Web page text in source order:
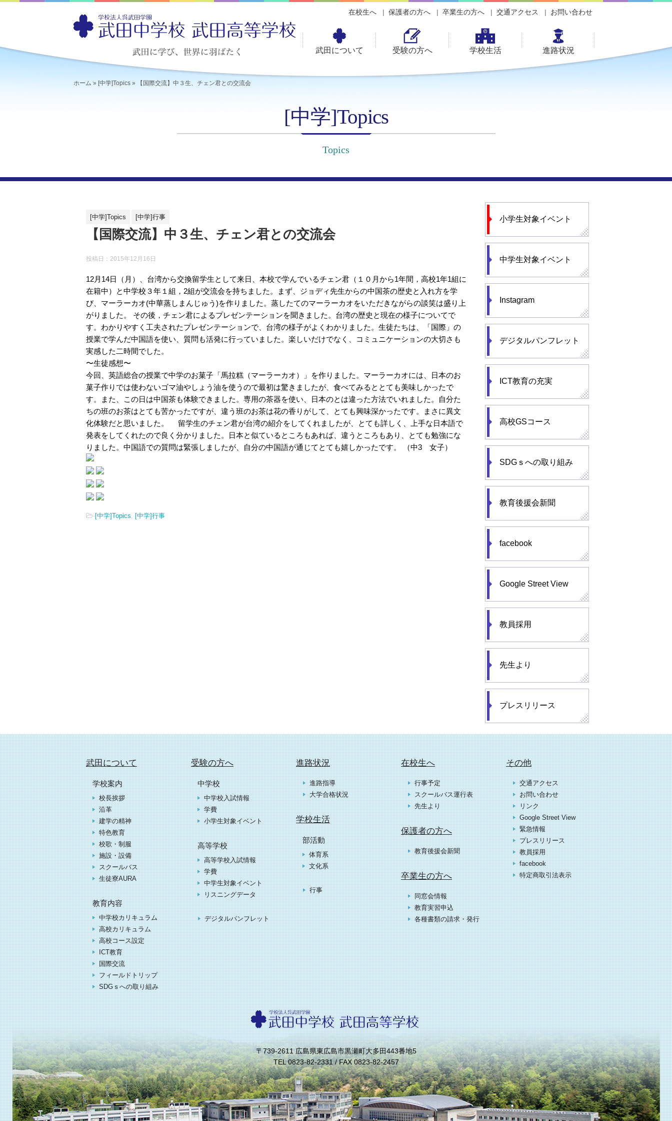
在校生へ 保護者の方へ 卒業生の方へ 交通アクセス お問い合わせ
武田について 受験の方へ 学校生活 進路状況
ホーム » [中学]Topics » 【国際交流】中３生、チェン君との交流会
[中学]Topics
Topics
[中学]Topics [中学]行事
【国際交流】中３生、チェン君との交流会
投稿日： 2015年12月16日
12月14日（月）、台湾から交換留学生として来日、本校で学んでいるチェン君（１０月から1年間，高校1年1組に
在籍中）と中学校３年１組，2組が交流会を持ちました。まず、ジョディ先生からの中国茶の歴史と入れ方を学
び、マーラーカオ(中華蒸しまんじゅう)を作りました。蒸したてのマーラーカオをいただきながらの談笑は盛り上
がりました。 その後，チェン君によるプレゼンテーションを聞きました。台湾の歴史と現在の様子についてで
す。わかりやすく工夫されたプレゼンテーションで、台湾の様子がよくわかりました。生徒たちは、「国際」の
授業で学んだ中国語を使い、質問も活発に行っていました。楽しいだけでなく、コミュニケーションの大切さも
実感した二時間でした。
〜生徒感想〜
今回、英語総合の授業で中学のお菓子「馬拉糕（マーラーカオ）」を作りました。マーラーカオには、日本のお
菓子作りでは使わないゴマ油やしょう油を使うので最初は驚きましたが、食べてみるととても美味しかったで
す。また、この日は中国茶も体験できました。専用の茶器を使い、日本のとは違った方法でいれました。自分た
ちの班のお茶はとても苦かったですが、違う班のお茶は花の香りがして、とても興味深かったです。まさに異文
化体験だと思いました。 留学生のチェン君が台湾の紹介をしてくれましたが、とても詳しく、上手な日本語で
発表をしてくれたので良く分かりました。日本と似ているところもあれば、違うところもあり、とても勉強にな
りました。中国語での質問は緊張しましたが、自分の中国語が通じてとても嬉しかったです。 （中3 女子）
-[中学]Topics, [中学]行事
小学生対象イベント
中学生対象イベント
Instagram
デジタルパンフレット
ICT教育の充実
高校GSコース
SDGｓへの取り組み
教育後援会新聞
facebook
Google Street View
教員採用
先生より
プレスリリース
武田について
学校案内
校長挨拶
沿革
建学の精神
特色教育
校歌・制服
施設・設備
スクールバス
生徒寮AURA
教育内容
中学校カリキュラム
高校カリキュラム
高校コース設定
ICT教育
国際交流
フィールドトリップ
SDGｓへの取り組み
受験の方へ
中学校
中学校入試情報
学費
小学生対象イベント
高等学校
高等学校入試情報
学費
中学生対象イベント
リスニングデータ
デジタルパンフレット
進路状況
進路指導
大学合格状況
学校生活
部活動
体育系
文化系
行事
在校生へ
行事予定
スクールバス運行表
先生より
保護者の方へ
教育後援会新聞
卒業生の方へ
同窓会情報
教育実習申込
各種書類の請求・発行
その他
交通アクセス
お問い合わせ
リンク
Google Street View
緊急情報
プレスリリース
教員採用
facebook
特定商取引法表示
〒739-2611 広島県東広島市黒瀬町大多田443番地5
TEL 0823-82-2331 / FAX 0823-82-2457